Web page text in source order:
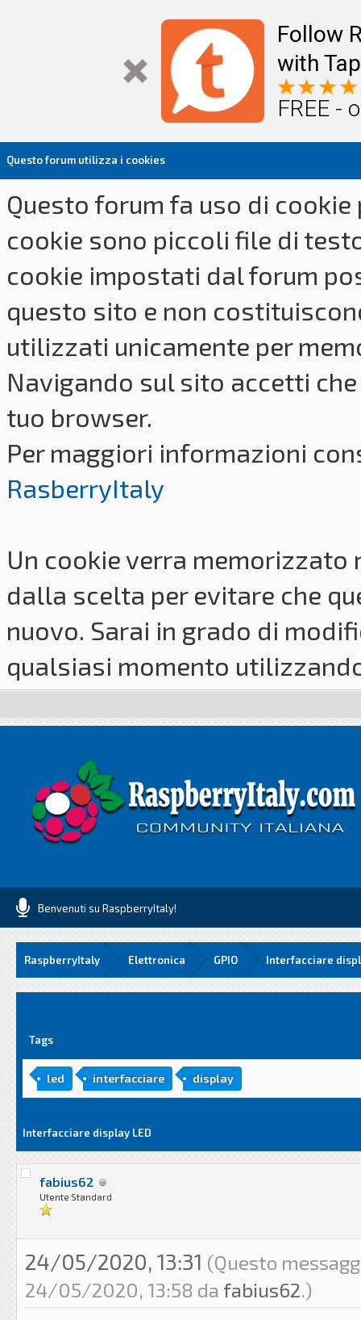
Follow
with
FREE -
Questo forum utilizza i cookies
Questo forum fa uso di
cookie sono piccoli file di
cookie impostati dal forum
questo sito e non
utilizzati unicamente per
Navigando sul sito accetti
tuo browser.
Per maggiori informazioni
RasberryItaly
Un cookie verra
dalla scelta per evitare che
nuovo. Sarai in grado di
qualsiasi momento
Benvenuti su RaspberryItaly!
RaspberryItaly Elettronica GPIO Interfacciare
Tags
led interfacciare display
Interfacciare display LED
fabius62
Utente Standard
24/05/2020, 13:31 (Questo
24/05/2020, 13:58 da fabius62.)